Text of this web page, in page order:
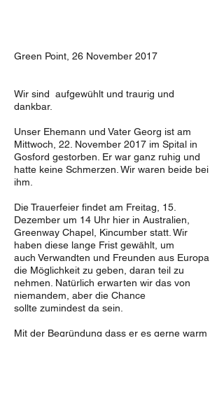
Green Point, 26 November 2017
Wir sind aufgewühlt und traurig und
dankbar.
Unser Ehemann und Vater Georg ist am
Mittwoch, 22. November 2017 im Spital in
Gosford gestorben. Er war ganz ruhig und
hatte keine Schmerzen. Wir waren beide bei
ihm.
Die Trauerfeier findet am Freitag, 15.
Dezember um 14 Uhr hier in Australien,
Greenway Chapel, Kincumber statt. Wir
haben diese lange Frist gewählt, um
auch Verwandten und Freunden aus Europa
die Möglichkeit zu geben, daran teil zu
nehmen. Natürlich erwarten wir das von
niemandem, aber die Chance
sollte zumindest da sein.
Mit der Begründung dass er es gerne warm